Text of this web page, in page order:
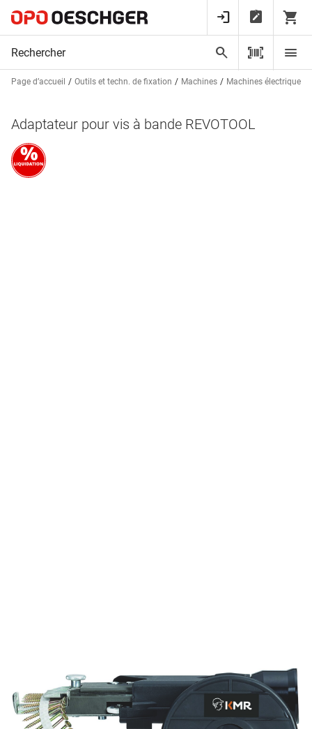
Page d’accueil Outils et techn. de fixation Machines Machines électriques
Adaptateur pour vis à bande REVOTOOL